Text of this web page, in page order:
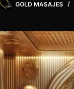
GOLD MASAJES